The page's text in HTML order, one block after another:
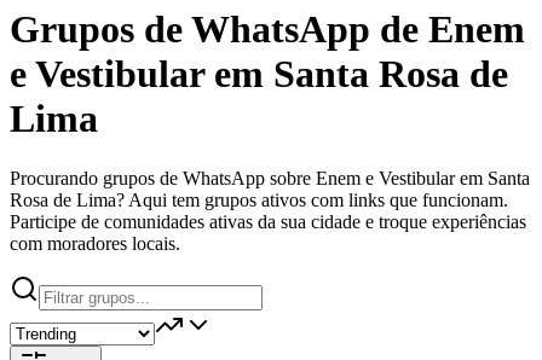
Grupos de WhatsApp de Enem
e Vestibular em Santa Rosa de
Lima
Procurando grupos de WhatsApp sobre Enem e Vestibular em Santa
Rosa de Lima? Aqui tem grupos ativos com links que funcionam.
Participe de comunidades ativas da sua cidade e troque experiências
com moradores locais.